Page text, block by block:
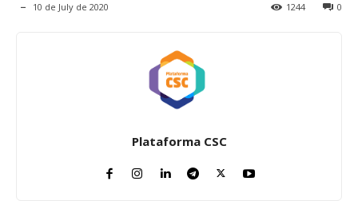
10 de July de 2020 0
1244
Plataforma CSC